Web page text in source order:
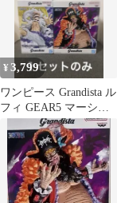
¥3,799
ワンピース Grandista ル
フィ GEAR5 マーシャ
ル・D・ティーチ